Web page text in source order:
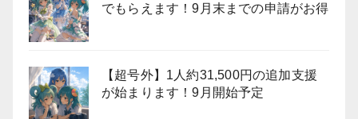
でもらえます！9月末までの申請がお得
【超号外】1人約31,500円の追加支援
が始まります！9月開始予定